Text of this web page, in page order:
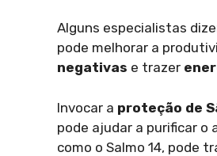
Alguns especialistas
pode melhorar a
negativas e trazer
Invocar a proteção de
pode ajudar a purificar o
como o Salmo 14, pode